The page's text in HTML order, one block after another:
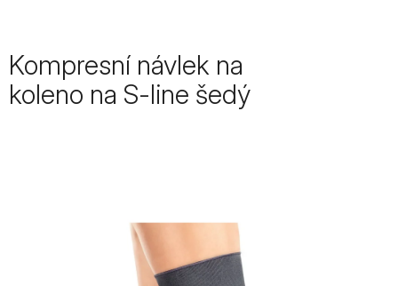
Kompresní návlek na
koleno na S-line šedý